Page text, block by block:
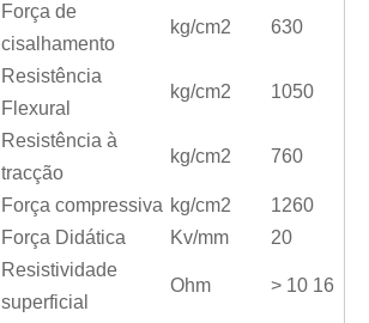
Força de
cisalhamento
kg/cm2 630
Resistência
Flexural
kg/cm2 1050
Resistência à
tracção
kg/cm2 760
Força compressiva kg/cm2 1260
Força Didática Kv/mm
20
Resistividade
superficial
Ohm > 10 16